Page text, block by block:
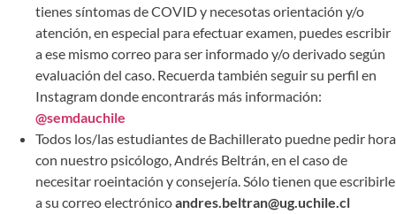
tienes síntomas de COVID y necesotas orientación y/o
atención, en especial para efectuar examen, puedes escribir
a ese mismo correo para ser informado y/o derivado según
evaluación del caso. Recuerda también seguir su perfil en
Instagram donde encontrarás más información:
@semdauchile
Todos los/las estudiantes de Bachillerato puedne pedir hora
con nuestro psicólogo, Andrés Beltrán, en el caso de
necesitar roeintación y consejería. Sólo tienen que escribirle
a su correo electrónicoandres.beltran@ug.uchile.cl